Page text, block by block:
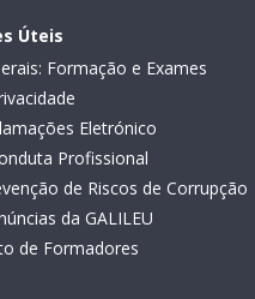
Úteis
Formação e Exames
Eletrónico
Profissional
de Riscos de Corrupção
da GALILEU
de Formadores